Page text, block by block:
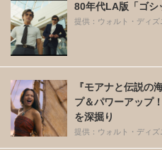
80年代LA版「ゴシ
提供：ウォルト・ディズ
『モアナと伝説の
プ＆パワーアップ
を深掘り
提供：ウォルト・ディズ